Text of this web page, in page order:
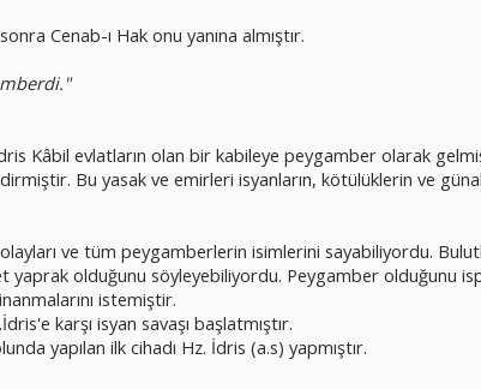
Cenab-ı Hak onu yanına almıştır.
Kâbil evlatların olan bir kabileye peygamber olarak
Bu yasak ve emirleri isyanların, kötülüklerin ve
ve tüm peygamberlerin isimlerini sayabiliyordu.
olduğunu söyleyebiliyordu. Peygamber olduğunu
istemiştir.
karşı isyan savaşı başlatmıştır.
yapılan ilk cihadı Hz. İdris (a.s) yapmıştır.